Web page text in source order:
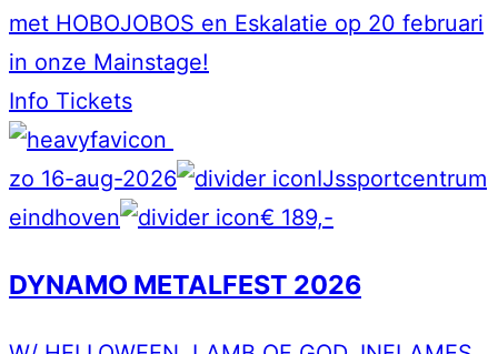
met HOBOJOBOS en Eskalatie op 20 februari
in onze Mainstage!
Info Tickets
zo 16-aug-2026
IJssportcentrum
eindhoven
€ 189,-
DYNAMO METALFEST 2026